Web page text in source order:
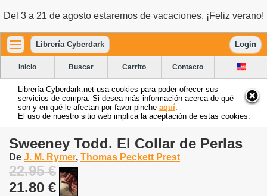
Del 3 a 21 de agosto estaremos de vacaciones. ¡Feliz verano!
Librería Cyberdark Login
Inicio Buscar Carrito Contacto
Librería Cyberdark.net usa cookies para poder ofrecer sus
servicios de compra. Si desea más información acerca de qué
son y en qué le afectan por favor pinche aquí
El uso de nuestro sitio web implica la aceptación de estas cookies.
Sweeney Todd. El Collar de Perlas
De J. M. Rymer, Thomas Peckett Prest
22.95 €
21.80 €